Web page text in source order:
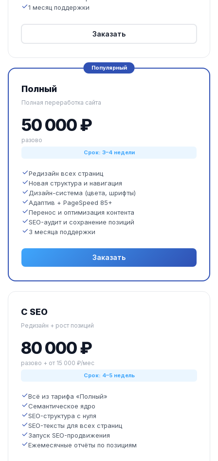
1 месяц поддержки
Заказать
Популярный
Полный
Полная переработка сайта
50 000 ₽
разово
Срок: 3–4 недели
Редизайн всех страниц
Новая структура и навигация
Дизайн-система (цвета, шрифты)
Адаптив + PageSpeed 85+
Перенос и оптимизация контента
SEO-аудит и сохранение позиций
3 месяца поддержки
Заказать
С SEO
Редизайн + рост позиций
80 000 ₽
разово + от 15 000 ₽/мес
Срок: 4–5 недель
Всё из тарифа «Полный»
Семантическое ядро
SEO-структура с нуля
SEO-тексты для всех страниц
Запуск SEO-продвижения
Ежемесячные отчёты по позициям